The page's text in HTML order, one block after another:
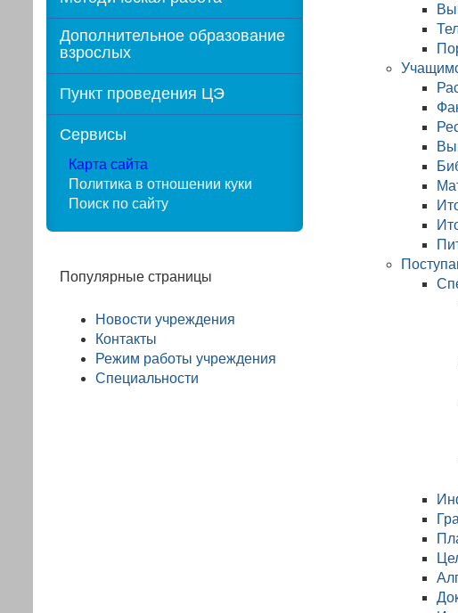
Дополнительное образование
взрослых
Пункт проведения ЦЭ
Сервисы
Карта сайта
Политика в отношении куки
Поиск по сайту
Популярные страницы
Новости учреждения
Контакты
Режим работы учреждения
Специальности